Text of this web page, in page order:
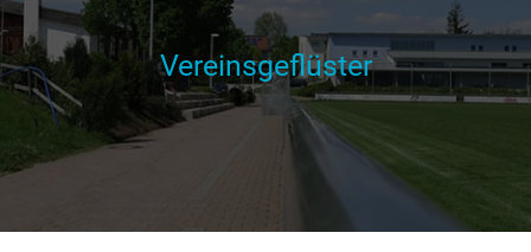
Vereinsgeflüster